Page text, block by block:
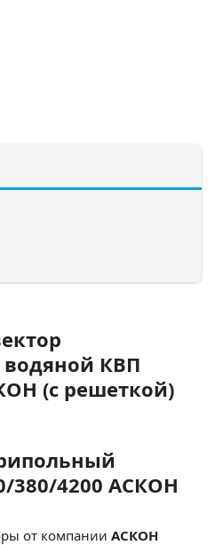
КВП
(с решеткой)
380/4200 АСКОН
от компании АСКОН